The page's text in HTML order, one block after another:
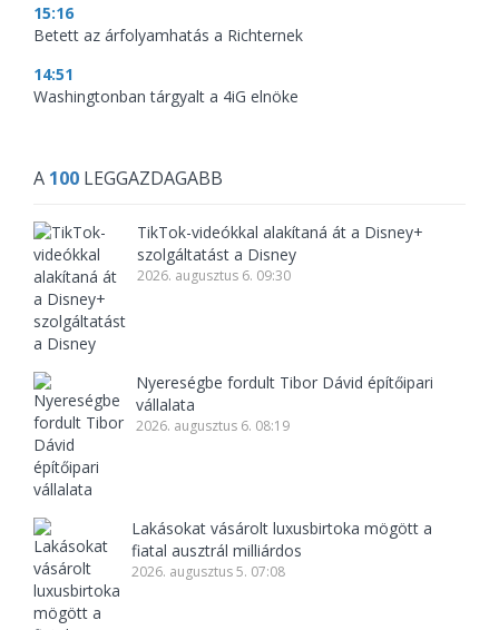
15:16
Betett az árfolyamhatás a Richternek
14:51
Washingtonban tárgyalt a 4iG elnöke
A 100 LEGGAZDAGABB
TikTok-videókkal alakítaná át a Disney+
szolgáltatást a Disney
2026. augusztus 6. 09:30
Nyereségbe fordult Tibor Dávid építőipari
vállalata
2026. augusztus 6. 08:19
Lakásokat vásárolt luxusbirtoka mögött a
fiatal ausztrál milliárdos
2026. augusztus 5. 07:08